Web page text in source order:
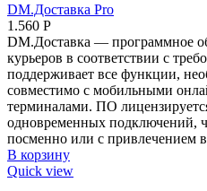
DM.Доставка Pro
1.560 Р
DM.Доставка — программное
курьеров в соответствии с
поддерживает все функции,
совместимо с мобильными
терминалами. ПО
одновременных подключений,
посменно или с привлечением
В корзину
Quick view